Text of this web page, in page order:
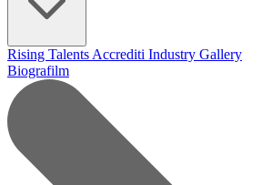
Rising Talents Accrediti Industry Gallery
Biografilm